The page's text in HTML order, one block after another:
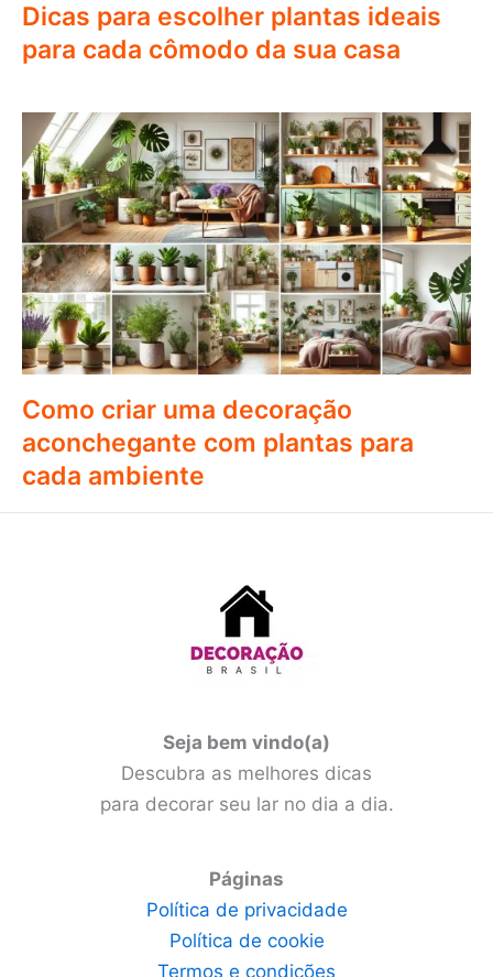
Dicas para escolher plantas ideais
para cada cômodo da sua casa
Como criar uma decoração
aconchegante com plantas para
cada ambiente
Seja bem vindo(a)
Descubra as melhores dicas
para decorar seu lar no dia a dia.
Páginas
Política de privacidade
Política de cookie
Termos e condições